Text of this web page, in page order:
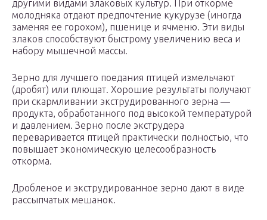
другими видами злаковых культур. При откорме
молодняка отдают предпочтение кукурузе (иногда
заменяя ее горохом), пшенице и ячменю. Эти виды
злаков способствуют быстрому увеличению веса и
набору мышечной массы.
Зерно для лучшего поедания птицей измельчают
(дробят) или плющат. Хорошие результаты получают
при скармливании экструдированного зерна —
продукта, обработанного под высокой температурой
и давлением. Зерно после экструдера
переваривается птицей практически полностью, что
повышает экономическую целесообразность
откорма.
Дробленое и экструдированное зерно дают в виде
рассыпчатых мешанок.